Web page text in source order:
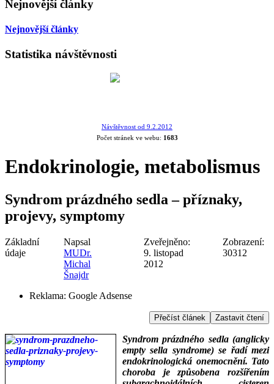
Nejnovější články
Nejnovější články
Statistika návštěvnosti
Návštěvnost od 9.2.2012
Počet stránek ve webu: 1683
Endokrinologie, metabolismus
Syndrom prázdného sedla – příznaky,
projevy, symptomy
Základní
údaje
Napsal
MUDr.
Michal
Šnajdr
Zveřejněno:
9. listopad
2012
Zobrazení:
30312
Reklama: Google Adsense
Přečíst článek Zastavit čtení
Syndrom prázdného sedla (anglicky
empty sella syndrome) se řadí mezi
endokrinologická onemocnění. Tato
choroba je způsobena rozšířením